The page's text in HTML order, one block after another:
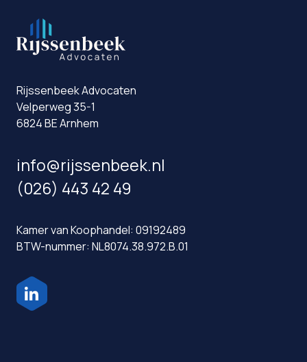
Rijssenbeek Advocaten
Velperweg 35-1
6824 BE Arnhem
info@rijssenbeek.nl
(026) 443 42 49
Kamer van Koophandel: 09192489
BTW-nummer: NL8074.38.972.B.01